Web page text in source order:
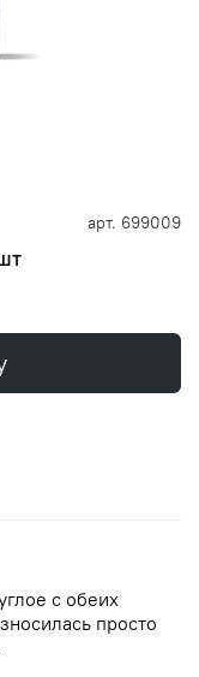
арт. 699009
с обеих
просто